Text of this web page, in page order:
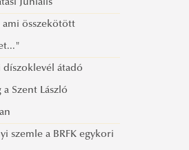
Időbeosztása 2014/2015.
Tájékoztató
Tájékoztató
Juniális
ami összekötött
díszoklevél átadó
Szent László
szemle a BRFK egykori